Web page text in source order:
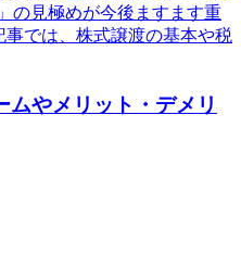
の見極めが今後ますます重
では、株式譲渡の基本や税
やメリット・デメリ